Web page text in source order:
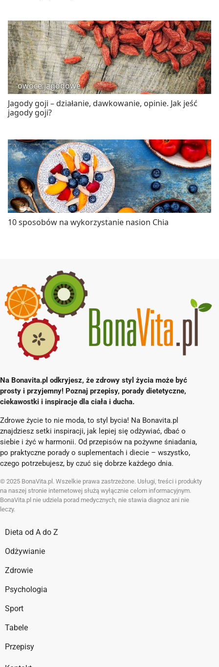
owoce jagodowe
Jagody goji – działanie, dawkowanie, opinie. Jak jeść
jagody goji?
10 sposobów na wykorzystanie nasion Chia
Na Bonavita.pl odkryjesz, że zdrowy styl życia może być
prosty i przyjemny! Poznaj przepisy, porady dietetyczne,
ciekawostki i inspiracje dla ciała i ducha.
Zdrowe życie to nie moda, to styl bycia! Na Bonavita.pl
znajdziesz setki inspiracji, jak lepiej się odżywiać, dbać o
siebie i żyć w harmonii. Od przepisów na pożywne śniadania,
po praktyczne porady o suplementach i diecie – wszystko,
czego potrzebujesz, by czuć się dobrze każdego dnia.
© 2025 BonaVita.pl. Wszelkie prawa zastrzeżone. Usługi, treści i produkty
na naszej stronie internetowej służą wyłącznie celom informacyjnym.
BonaVita.pl nie udziela porad medycznych, nie stawia diagnoz ani nie
leczy.
Dieta od A do Z
Odżywianie
Zdrowie
Psychologia
Sport
Tabele
Przepisy